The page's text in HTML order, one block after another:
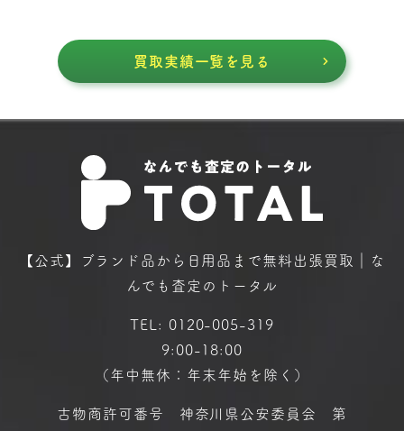
買取実績一覧を見る
【公式】ブランド品から日用品まで無料出張買取｜な
んでも査定のトータル
TEL: 0120-005-319
9:00-18:00
（年中無休：年末年始を除く）
古物商許可番号 神奈川県公安委員会 第